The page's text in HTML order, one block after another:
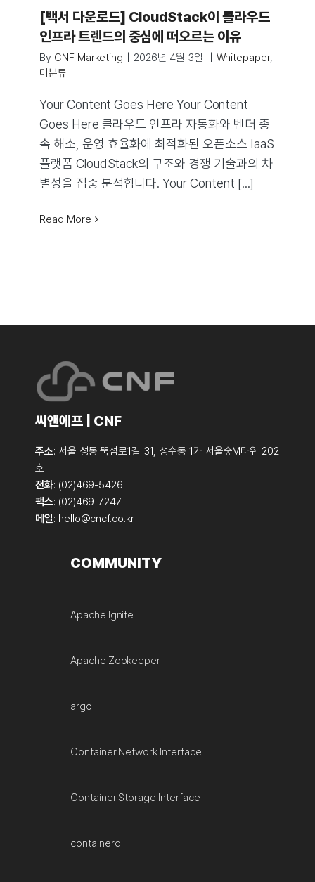
[백서 다운로드] CloudStack이 클라우드
인프라 트렌드의 중심에 떠오르는 이유
By CNF Marketing 2026년 4월 3일 Whitepaper,
미분류
Your Content Goes Here Your Content
Goes Here 클라우드 인프라 자동화와 벤더 종
속 해소, 운영 효율화에 최적화된 오픈소스 IaaS
플랫폼 CloudStack의 구조와 경쟁 기술과의 차
별성을 집중 분석합니다. Your Content [...]
Read More
씨앤에프 | CNF
주소: 서울 성동 뚝섬로1길 31, 성수동 1가 서울숲M타워 202
호
전화: (02)469-5426
팩스: (02)469-7247
메일: hello@cncf.co.kr
COMMUNITY
Apache Ignite
Apache Zookeeper
argo
Container Network Interface
Container Storage Interface
containerd